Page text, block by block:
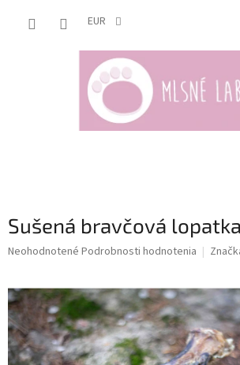
EUR
Sušená bravčová lopatka
Priemerné
je
0,0
z
5
hviezdičiek.
Neohodnotené Podrobnosti hodnotenia